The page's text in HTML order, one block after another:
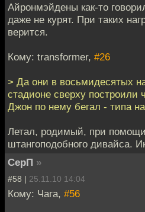
Айронмэйдены как-то
даже не курят. При таких
верится.
Кому: transformer, #26
> Да они в восьмидесятых
стадионе сверху построили
Джон по нему бегал - типа
Летал, родимый, при помощи
штангоподобного дивайса.
СерП »
#58 | 25.11.10 14:04
Кому: Чага, #56